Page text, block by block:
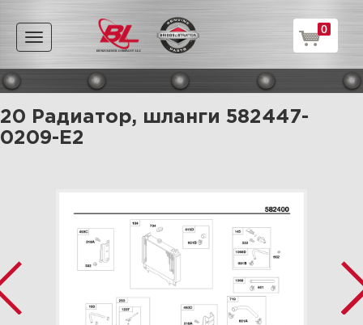
Toggle
navigation
0
20 Радиатор, шланги 582447-
0209-E2